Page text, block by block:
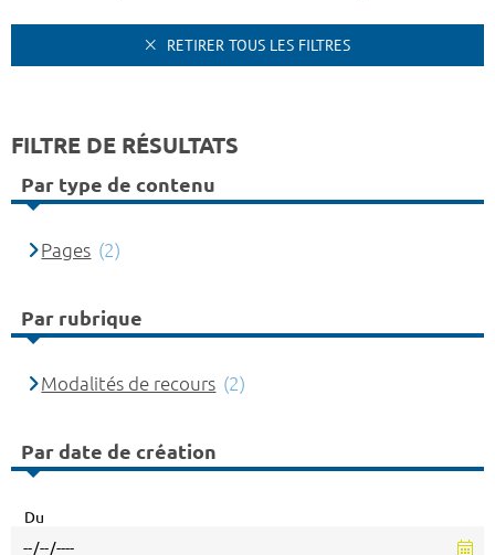
RETIRER TOUS LES FILTRES
FILTRE DE RÉSULTATS
Par type de contenu
Pages (2)
Par rubrique
Modalités de recours (2)
Par date de création
Du